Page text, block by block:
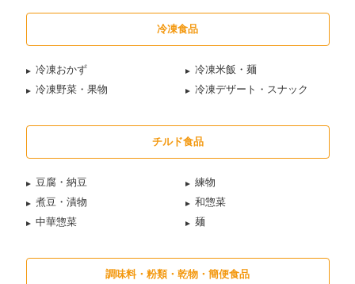
冷凍食品
冷凍おかず
冷凍米飯・麺
冷凍野菜・果物
冷凍デザート・スナック
チルド食品
豆腐・納豆
練物
煮豆・漬物
和惣菜
中華惣菜
麺
調味料・粉類・乾物・簡便食品